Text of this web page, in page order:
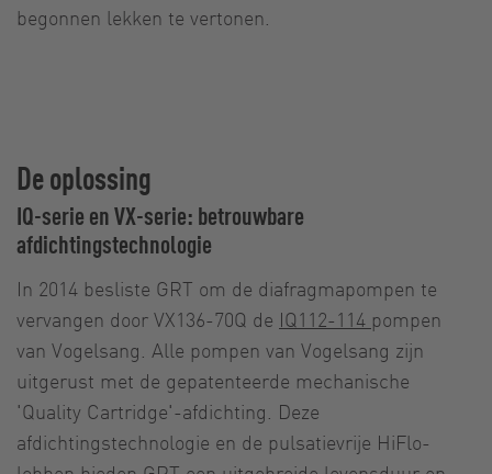
begonnen lekken te vertonen.
De oplossing
IQ-serie en VX-serie: betrouwbare
afdichtingstechnologie
In 2014 besliste GRT om de diafragmapompen te
vervangen door VX136-70Q de IQ112-114 pompen
van Vogelsang. Alle pompen van Vogelsang zijn
uitgerust met de gepatenteerde mechanische
'Quality Cartridge'-afdichting. Deze
afdichtingstechnologie en de pulsatievrije HiFlo-